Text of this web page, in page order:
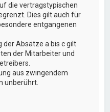
die vertragstypischen
Dies gilt auch für
entgangenen
der Absätze a bis c gilt
der Mitarbeiter und
aus zwingendem
unberührt.